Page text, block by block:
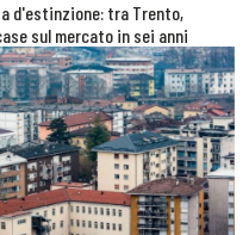
d'estinzione: tra Trento,
sul mercato in sei anni